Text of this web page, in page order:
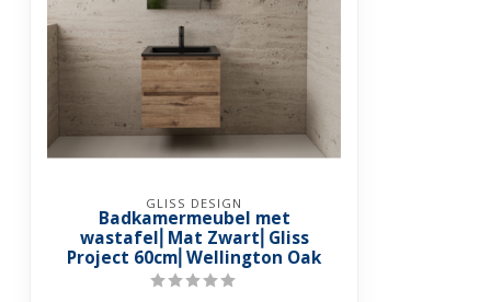
GLISS DESIGN
Badkamermeubel met
wastafel⎢Mat Zwart⎢Gliss
Project 60cm⎢Wellington Oak